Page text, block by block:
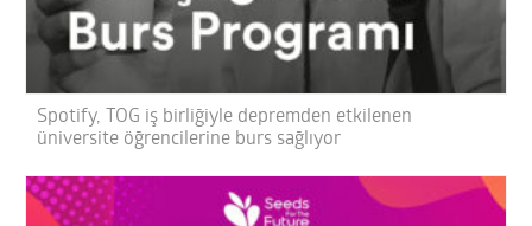
Spotify, TOG iş birliğiyle depremden etkilenen
üniversite öğrencilerine burs sağlıyor